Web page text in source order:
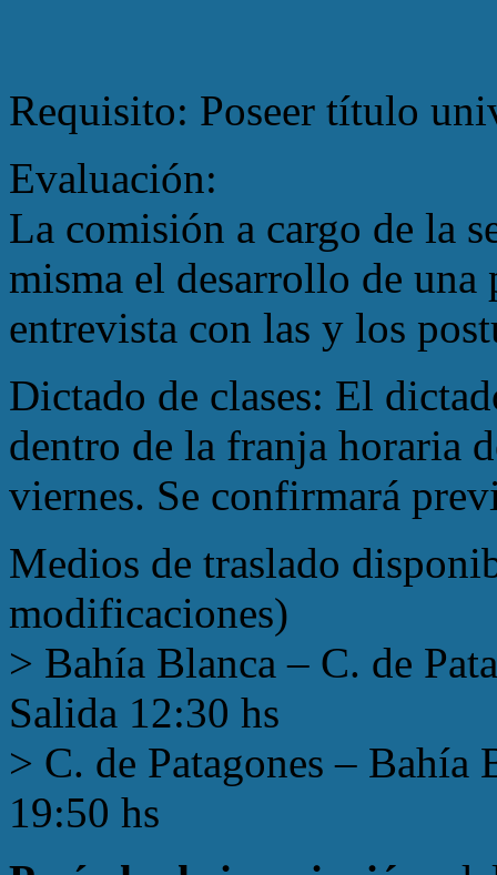
Requisito: Poseer título
Evaluación:
La comisión a cargo de la
misma el desarrollo de una
entrevista con las y los
Dictado de clases: El
dentro de la franja horaria
viernes. Se confirmará
Medios de traslado
modificaciones)
> Bahía Blanca – C. de
Salida 12:30 hs
> C. de Patagones – Bahía
19:50 hs